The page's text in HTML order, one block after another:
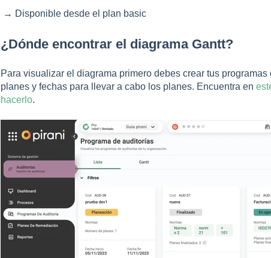
→ Disponible desde el plan basic
¿Dónde encontrar el diagrama Gantt?
Para visualizar el diagrama primero debes crear tus
planes y fechas para llevar a cabo los planes. Encuentra en
hacerlo.